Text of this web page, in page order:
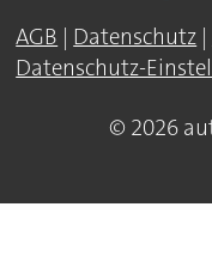
AGB | Datenschutz |
Datenschutz-
© 2026